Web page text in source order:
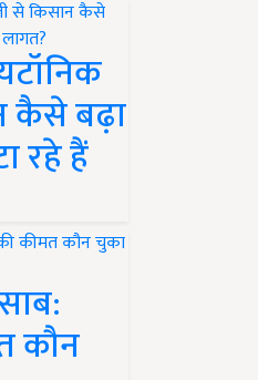
कैसे बढ़ा
रहे हैं
कौन